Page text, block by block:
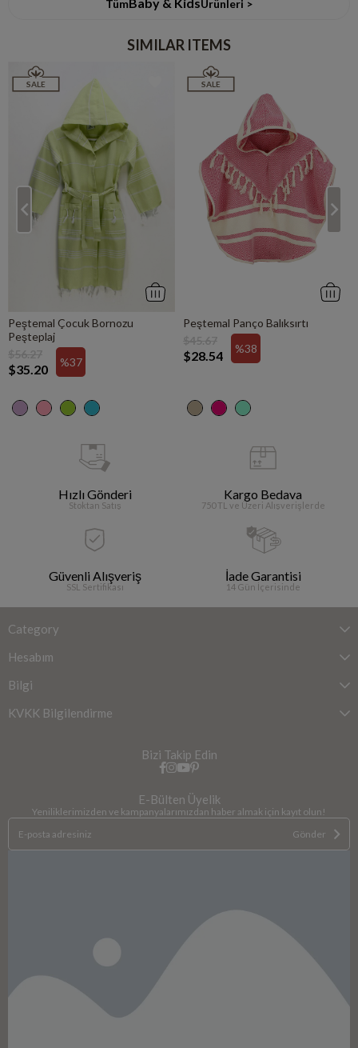
Tüm Ürünleri >
SIMILAR ITEMS
Peştemal Çocuk Bornozu
Peşteplaj
$35.20 %37
SALE
Peştemal Panço Balıksırtı
$28.54 %38
SALE
Hızlı Gönderi
Stoktan Satış
Kargo Bedava
750 TL ve Üzeri Alışverişlerde
Güvenli Alışveriş
SSL Sertifikası
İade Garantisi
14 Gün İçerisinde
Category
Hesabım
Bilgi
KVKK Bilgilendirme
Bizi Takip Edin
E-Bülten Üyelik
Yeniliklerimizden ve kampanyalarımızdan haber almak için kayıt olun!
Gönder